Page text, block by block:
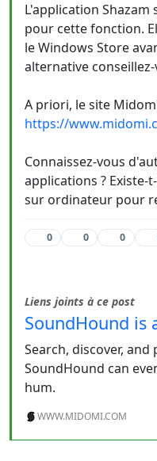
L'application
pour cette fonction.
le Windows Store
alternative conseillez-
A priori, le site
https://
Connaissez-vous
applications ? Existe-
sur ordinateur pour
0 0 0
Liens joints à ce post
SoundHound is
Search, discover, and
SoundHound can
hum.
WWW.MIDOMI.COM